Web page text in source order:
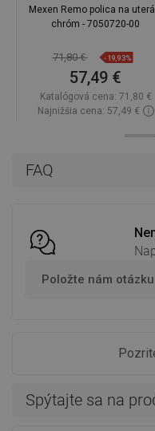
FAQ
Položte nám otázku
Spýtajte sa na
Mexen Remo polica na
chróm - 7050720-00
71,80 € -19,93%
57,49 €
Katalógová cena: 71,80 €
Najnižšia cena: 57,49 €